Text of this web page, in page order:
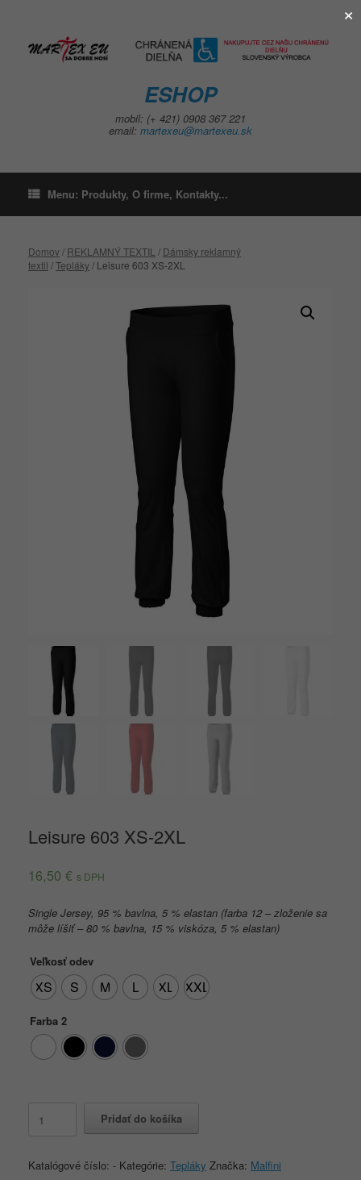
ESHOP
mobil: (+ 421) 0908 367 221
email: martexeu@martexeu.sk
Menu: Produkty, O firme, Kontakty...
Domov/ REKLAMNÝ TEXTIL / Dámsky reklamný
textil /Tepláky/ Leisure 603 XS-2XL
Leisure 603 XS-2XL
16,50 € s DPH
Single Jersey, 95 % bavlna, 5 % elastan (farba 12 – zloženie sa
môže líšiť – 80 % bavlna, 15 % viskóza, 5 % elastan)
Veľkosť odev
XS S M L XL XXL
Farba 2
Leisure
2XL
Pridať do košíka
Katalógové číslo: - Kategórie: Tepláky Značka: Malfini
×